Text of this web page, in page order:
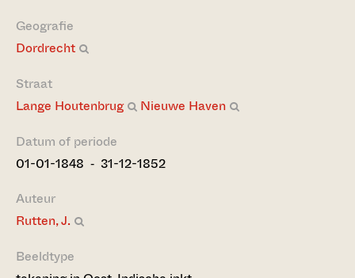
Geografie
Dordrecht
Straat
Lange Houtenbrug
Nieuwe Haven
Datum of periode
01-01-1848 ‐ 31-12-1852
Auteur
Rutten, J.
Beeldtype